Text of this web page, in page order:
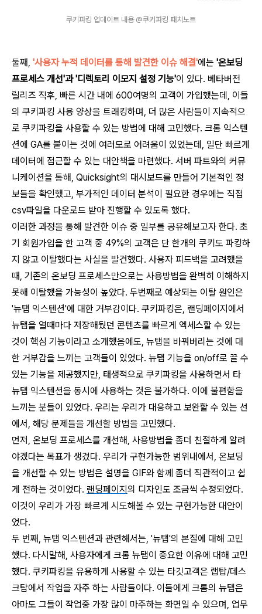
쿠키파킹 업데이트 내용 @쿠키파킹 패치노트
둘째, '사용자 누적 데이터를 통해 발견한 이슈 해결'에는 '온보딩
프로세스 개선'과 '디렉토리 이모지 설정 기능'이 있다. 베타버전
릴리즈 직후, 빠른 시간 내에 600여명의 고객이 가입했는데, 이들
의 쿠키파킹 사용 양상을 트래킹하며, 더 많은 사람들이 지속적으
로 쿠키파킹을 사용할 수 있는 방법에 대해 고민했다. 크롬 익스텐
션에 GA를 붙이는 것에 여러모로 어려움이 있었는데, 일단 빠르게
데이터에 접근할 수 있는 대안책을 마련했다. 서버 파트와의 커뮤
니케이션을 통해, Quicksight의 대시보드를 만들어 기본적인 정
보들을 확인했고, 부가적인 데이터 분석이 필요한 경우에는 직접
csv파일을 다운로드 받아 진행할 수 있도록 했다.
이러한 과정을 통해 발견한 이슈 중 일부를 공유해보고자 한다. 초
기 회원가입을 한 고객 중 49%의 고객은 단 한개의 쿠키도 파킹하
지 않고 이탈했다는 사실을 발견했다. 사용자 피드백을 고려했을
때, 기존의 온보딩 프로세스만으로는 사용방법을 완벽히 이해하지
못해 이탈했을 가능성이 높았다. 두번째로 예상되는 이탈 원인은
'뉴탭 익스텐션'에 대한 거부감이다. 쿠키파킹은, 랜딩페이지에서
뉴탭을 열때마다 저장해뒀던 콘텐츠를 빠르게 엑세스할 수 있는
것이 핵심 기능이라고 소개했음에도, 뉴탭을 바꿔버리는 것에 대
한 거부감을 느끼는 고객들이 있었다. 뉴탭 기능을 on/off로 끌 수
있는 기능을 제공했지만, 태생적으로 쿠키파킹을 사용하면서 타
뉴탭 익스텐션을 동시에 사용하는 것은 불가하다. 이에 불편함을
느끼는 분들이 있었다. 우리는 우리가 대응하고 보완할 수 있는 선
에서, 해당 문제들을 개선할 방법을 고민했다.
먼저, 온보딩 프로세스를 개선해, 사용방법을 좀더 친절하게 알려
야겠다는 목표가 생겼다. 우리가 구현가능한 범위내에서, 온보딩
을 개선할 수 있는 방법은 설명을 GIF와 함께 좀더 직관적이고 쉽
게 전하는 것이었다. 랜딩페이지의 디자인도 조금씩 수정되었다.
이것이 우리가 가장 빠르게 시도해볼 수 있는 구현가능한 대안이
었다.
두 번째, 뉴탭 익스텐션과 관련해서는, '뉴탭'의 본질에 대해 고민
했다. 다시말해, 사용자에게 크롬 뉴탭이 중요한 이유에 대해 고민
했다. 쿠키파킹을 유용하게 사용할 수 있는 타깃고객은 랩탑/데스
크탑에서 작업을 자주 하는 사람들이다. 이들에게 크롬의 뉴탭은
아마도 그들이 작업중 가장 많이 마주하는 화면일 수 있으며, 업무